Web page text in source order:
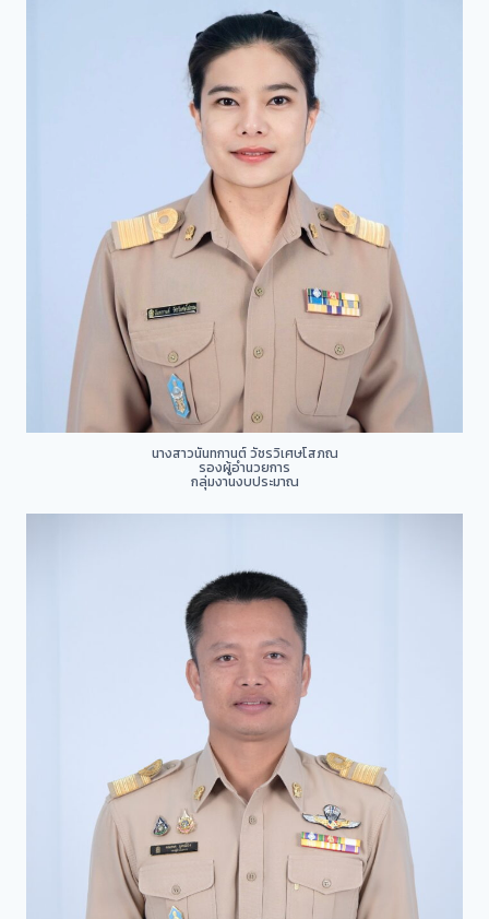
นางสาวนันทกานต์ วัชรวิเศษโสภณ
รองผู้อำนวยการ
กลุ่มงานงบประมาณ